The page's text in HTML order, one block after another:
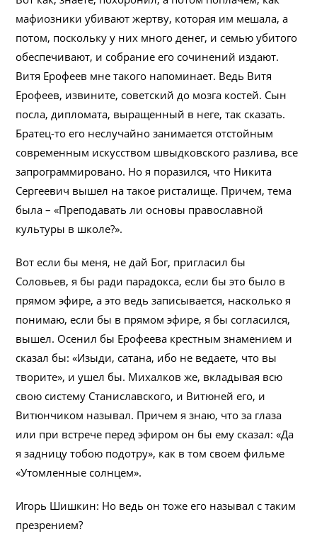
мафиозники убивают жертву, которая им мешала, а
потом, поскольку у них много денег, и семью убитого
обеспечивают, и собрание его сочинений издают.
Витя Ерофеев мне такого напоминает. Ведь Витя
Ерофеев, извините, советский до мозга костей. Сын
посла, дипломата, выращенный в неге, так сказать.
Братец-то его неслучайно занимается отстойным
современным искусством швыдковского разлива, все
запрограммировано. Но я поразился, что Никита
Сергеевич вышел на такое ристалище. Причем, тема
была – «Преподавать ли основы православной
культуры в школе?».
Вот если бы меня, не дай Бог, пригласил бы
Соловьев, я бы ради парадокса, если бы это было в
прямом эфире, а это ведь записывается, насколько я
понимаю, если бы в прямом эфире, я бы согласился,
вышел. Осенил бы Ерофеева крестным знамением и
сказал бы: «Изыди, сатана, ибо не ведаете, что вы
творите», и ушел бы. Михалков же, вкладывая всю
свою систему Станиславского, и Витюней его, и
Витюнчиком называл. Причем я знаю, что за глаза
или при встрече перед эфиром он бы ему сказал: «Да
я задницу тобою подотру», как в том своем фильме
«Утомленные солнцем».
Игорь Шишкин: Но ведь он тоже его называл с таким
презрением?